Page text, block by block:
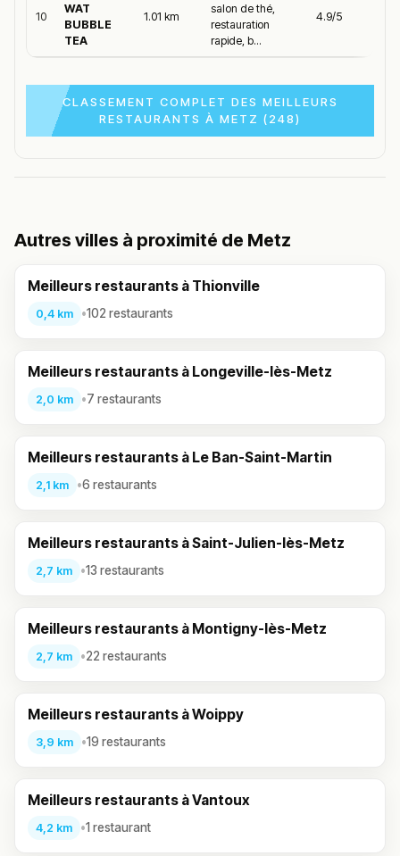
10
WAT
BUBBLE
TEA
1.01 km
salon de thé,
restauration
rapide, b...
4.9/5
CLASSEMENT COMPLET DES MEILLEURS
RESTAURANTS À METZ (248)
Autres villes à proximité de Metz
Meilleurs restaurants à Thionville
0,4 km •102 restaurants
Meilleurs restaurants à Longeville-lès-Metz
2,0 km •7 restaurants
Meilleurs restaurants à Le Ban-Saint-Martin
2,1 km •6 restaurants
Meilleurs restaurants à Saint-Julien-lès-Metz
2,7 km •13 restaurants
Meilleurs restaurants à Montigny-lès-Metz
2,7 km •22 restaurants
Meilleurs restaurants à Woippy
3,9 km •19 restaurants
Meilleurs restaurants à Vantoux
4,2 km •1 restaurant